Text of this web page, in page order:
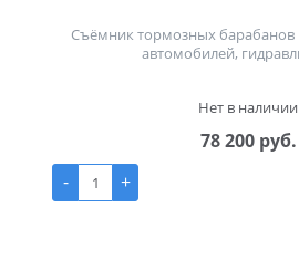
Съёмник тормозных барабанов
автомобилей,
Нет в наличии
78 200 руб.
-
+